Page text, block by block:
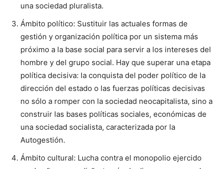
una sociedad pluralista.
Ámbito político: Sustituir las actuales formas de
gestión y organización política por un sistema más
próximo a la base social para servir a los intereses del
hombre y del grupo social. Hay que superar una etapa
política decisiva: la conquista del poder político de la
dirección del estado o las fuerzas políticas decisivas
no sólo a romper con la sociedad neocapitalista, sino a
construir las bases políticas sociales, económicas de
una sociedad socialista, caracterizada por la
Autogestión.
Ámbito cultural: Lucha contra el monopolio ejercido